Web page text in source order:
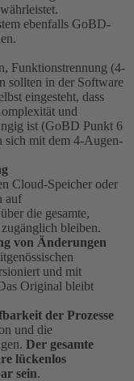
ebenfalls GoBD-
Funktionstrennung (4-
sollten in der Software
eingesteht, dass
und
ist (GoBD Punkt 6
sich mit dem 4-Augen-
Cloud-Speicher oder
auf
die gesamte,
bleiben.
von Änderungen
und mit
Original bleibt
der Prozesse
und die
Der gesamte
lückenlos
sein.